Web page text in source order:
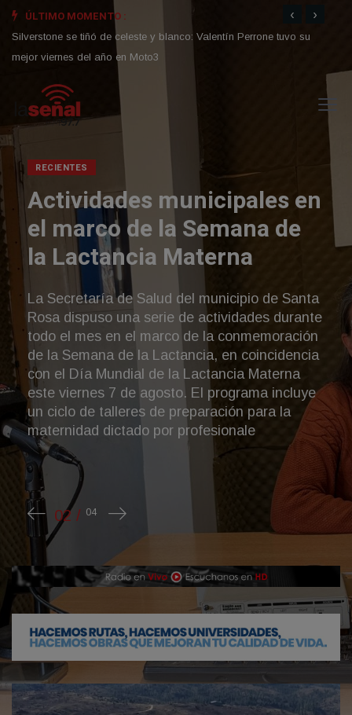
ÚLTIMO MOMENTO :
mejor viernes del año en Moto3
En medio de rumores de un megatraspaso al Manchester City:
¿qué hace Enzo Fernández?
‹ ›
RECIENTES
“Renovación y
transparencia” la
lista para asamblea
Cooperativa de Villa
Yacanto